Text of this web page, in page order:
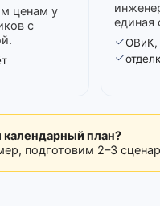
ценам у
с
единая
план?
подготовим 2–3